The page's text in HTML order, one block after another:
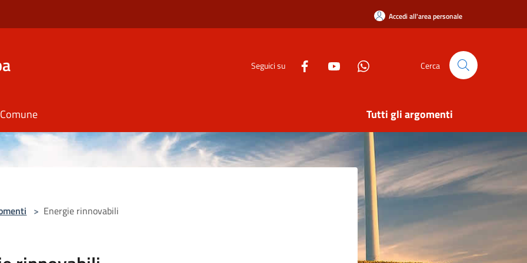
Accedi all'area personale
Seguici su Cerca
Tutti gli argomenti
> Energie rinnovabili